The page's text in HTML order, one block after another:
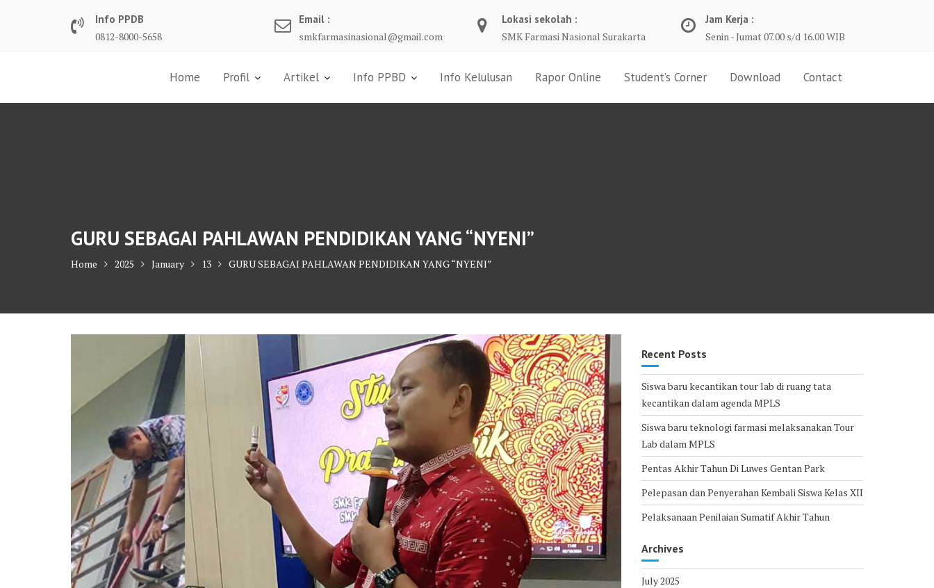
Info PPDB
0812-8000-5658
Email :
smkfarmasinasional@gmail.com
Lokasi sekolah :
SMK Farmasi Nasional Surakarta
Jam Kerja :
Senin - Jumat 07.00 s/d 16.00 WIB
Home Profil Artikel Info PPBD Info Kelulusan Rapor Online Student’s Corner Download Contact
GURU SEBAGAI PAHLAWAN PENDIDIKAN YANG “NYENI”
Home 2025 January 13 GURU SEBAGAI PAHLAWAN PENDIDIKAN YANG “NYENI”
Recent Posts
Siswa baru kecantikan tour lab di ruang tata
kecantikan dalam agenda MPLS
Siswa baru teknologi farmasi melaksanakan Tour
Lab dalam MPLS
Pentas Akhir Tahun Di Luwes Gentan Park
Pelepasan dan Penyerahan Kembali Siswa Kelas XII
Pelaksanaan Penilaian Sumatif Akhir Tahun
Archives
July 2025